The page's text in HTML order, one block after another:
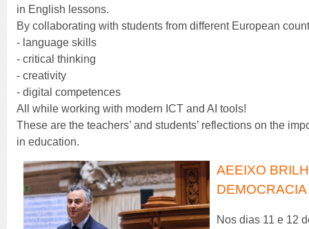
in English lessons.
By collaborating with students from different European
- language skills
- critical thinking
- creativity
- digital competences
All while working with modern ICT and AI tools!
These are the teachers’ and students’ reflections on the
in education.
AEEIXO
Nos dias 11 e 12